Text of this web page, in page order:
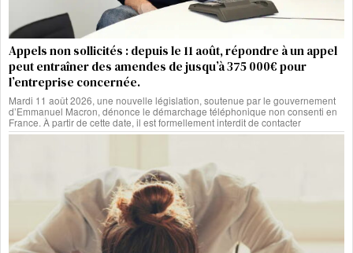
Appels non sollicités : depuis le 11 août, répondre à un appel
peut entraîner des amendes de jusqu’à 375 000€ pour
l’entreprise concernée.
Mardi 11 août 2026, une nouvelle législation, soutenue par le gouvernement
d’Emmanuel Macron, dénonce le démarchage téléphonique non consenti en
France. À partir de cette date, il est formellement interdit de contacter